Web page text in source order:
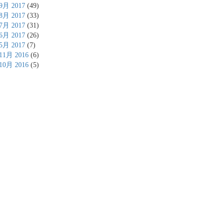
月 2017 (49)
月 2017 (33)
7月 2017 (31)
月 2017 (26)
月 2017 (7)
11月 2016 (6)
10月 2016 (5)